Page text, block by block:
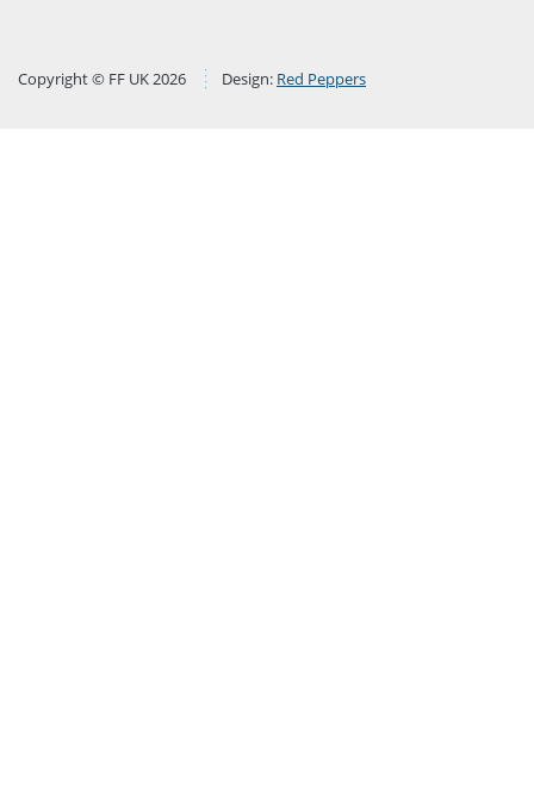
Copyright © FF UK 2026 Design: Red Peppers